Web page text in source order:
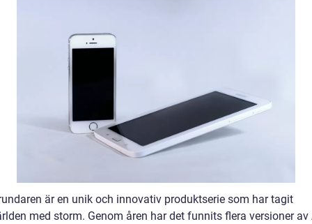
är en unik och innovativ produktserie som har tagit
med storm. Genom åren har det funnits flera versioner av